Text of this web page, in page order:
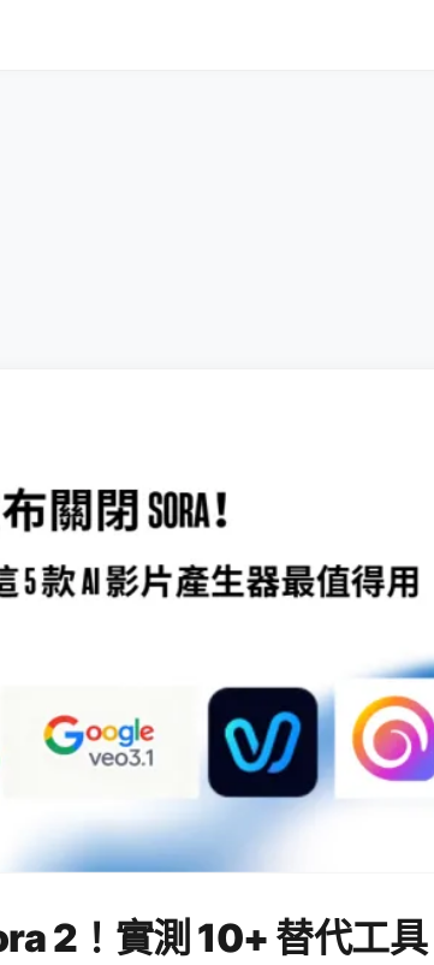
2！實測 10+ 替代工具